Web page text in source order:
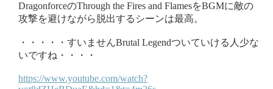
DragonforceのThrough the Fires and Flames をBGMに敵の
攻撃を避けながら脱出するシーンは最高。
・・・・・すいませんBrutal Legendついていける人少な
いですね・・・・
https://www.youtube.com/watch?